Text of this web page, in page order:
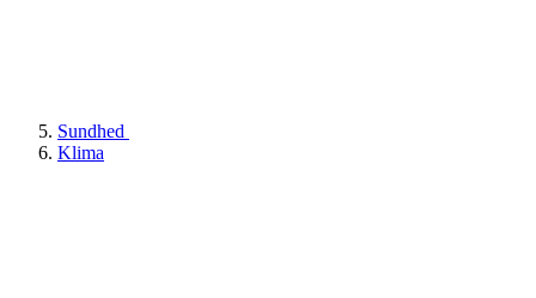
Sundhed
Klima